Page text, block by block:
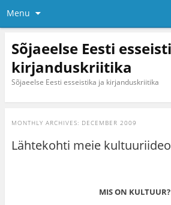
Menu
Sõjaeelse Eesti
kirjanduskriitika
Sõjaeelse Eesti esseistika ja kirjanduskriitika
MONTHLY ARCHIVES: DECEMBER 2009
Lähtekohti meie
MIS ON KULTUUR?